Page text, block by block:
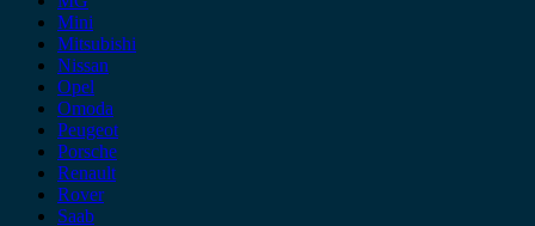
Mini
Mitsubishi
Nissan
Opel
Omoda
Peugeot
Porsche
Renault
Rover
Saab